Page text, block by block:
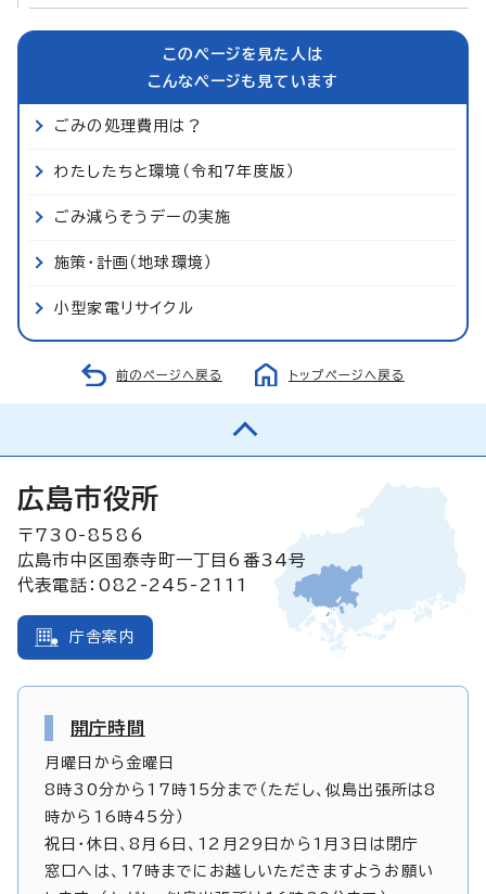
このページを見た人は
こんなページも見ています
ごみの処理費用は？
わたしたちと環境（令和7年度版）
ごみ減らそうデーの実施
施策・計画（地球環境）
小型家電リサイクル
前のページへ戻る トップページへ戻る
広島市役所
〒730-8586
広島市中区国泰寺町一丁目6番34号
代表電話：082-245-2111
庁舎案内
開庁時間
月曜日から金曜日
8時30分から17時15分まで（ただし、似島出張所は8
時から16時45分）
祝日・休日、8月6日、12月29日から1月3日は閉庁
窓口へは、17時までにお越しいただきますようお願い